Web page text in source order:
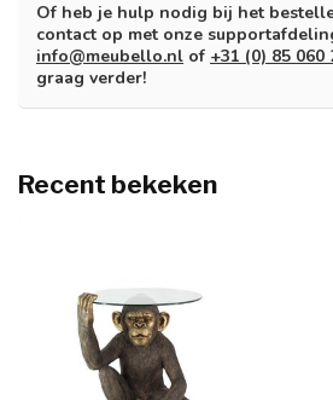
Of heb je hulp nodig bij het
contact op met onze
info@meubello.nl of +31 (0) 85 060
graag verder!
Recent bekeken